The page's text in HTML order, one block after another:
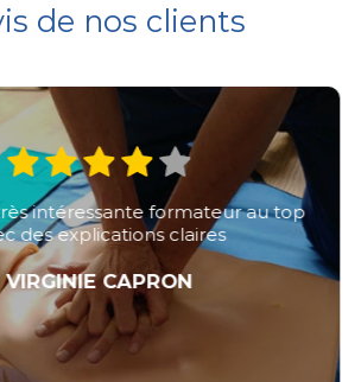
de nos clients
intéressante formateur au top
des explications claires
VIRGINIE CAPRON